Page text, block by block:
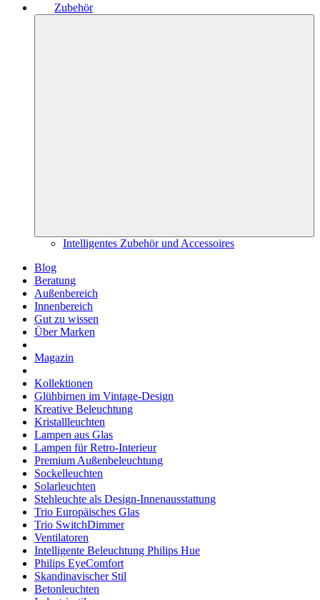
Zubehör
Intelligentes Zubehör und Accessoires
Blog
Beratung
Außenbereich
Innenbereich
Gut zu wissen
Über Marken
Magazin
Kollektionen
Glühbirnen im Vintage-Design
Kreative Beleuchtung
Kristallleuchten
Lampen aus Glas
Lampen für Retro-Interieur
Premium Außenbeleuchtung
Sockelleuchten
Solarleuchten
Stehleuchte als Design-Innenausstattung
Trio Europäisches Glas
Trio SwitchDimmer
Ventilatoren
Intelligente Beleuchtung Philips Hue
Philips EyeComfort
Skandinavischer Stil
Betonleuchten